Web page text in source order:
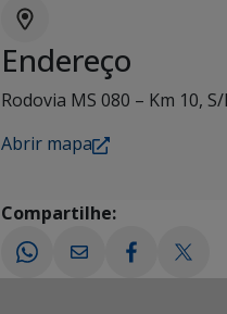
Endereço
Rodovia MS 080 – Km 10,
Abrir mapa
Compartilhe: